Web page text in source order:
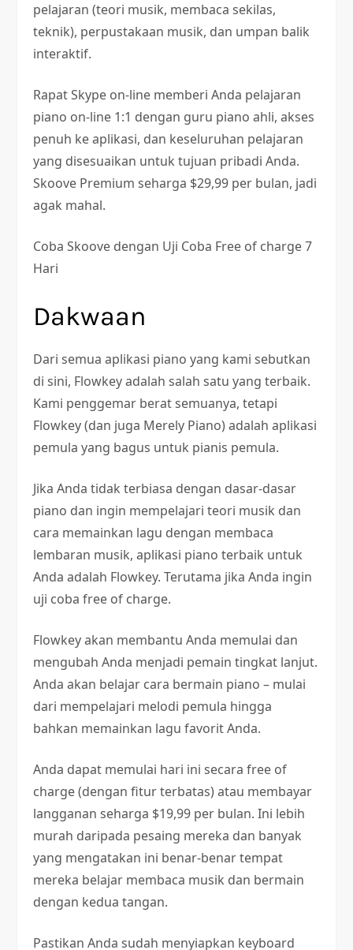
pelajaran (teori musik, membaca sekilas,
teknik), perpustakaan musik, dan umpan balik
interaktif.
Rapat Skype on-line memberi Anda pelajaran
piano on-line 1:1 dengan guru piano ahli, akses
penuh ke aplikasi, dan keseluruhan pelajaran
yang disesuaikan untuk tujuan pribadi Anda.
Skoove Premium seharga $29,99 per bulan, jadi
agak mahal.
Coba Skoove dengan Uji Coba Free of charge 7
Hari
Dakwaan
Dari semua aplikasi piano yang kami sebutkan
di sini, Flowkey adalah salah satu yang terbaik.
Kami penggemar berat semuanya, tetapi
Flowkey (dan juga Merely Piano) adalah aplikasi
pemula yang bagus untuk pianis pemula.
Jika Anda tidak terbiasa dengan dasar-dasar
piano dan ingin mempelajari teori musik dan
cara memainkan lagu dengan membaca
lembaran musik, aplikasi piano terbaik untuk
Anda adalah Flowkey. Terutama jika Anda ingin
uji coba free of charge.
Flowkey akan membantu Anda memulai dan
mengubah Anda menjadi pemain tingkat lanjut.
Anda akan belajar cara bermain piano – mulai
dari mempelajari melodi pemula hingga
bahkan memainkan lagu favorit Anda.
Anda dapat memulai hari ini secara free of
charge (dengan fitur terbatas) atau membayar
langganan seharga $19,99 per bulan. Ini lebih
murah daripada pesaing mereka dan banyak
yang mengatakan ini benar-benar tempat
mereka belajar membaca musik dan bermain
dengan kedua tangan.
Pastikan Anda sudah menyiapkan keyboard